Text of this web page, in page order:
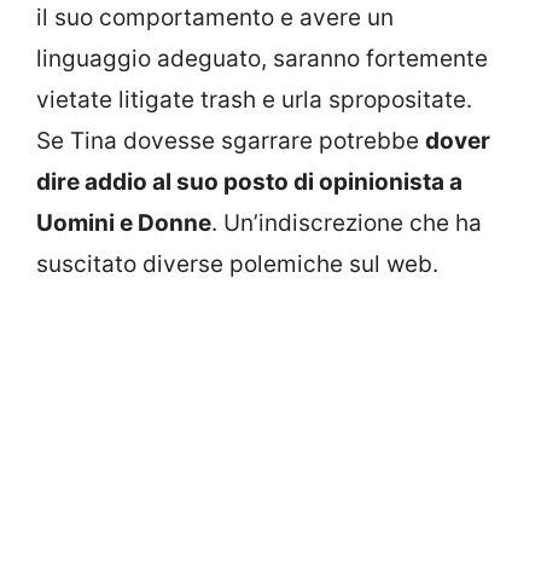
il suo comportamento e avere un
linguaggio adeguato, saranno fortemente
vietate litigate trash e urla spropositate.
Se Tina dovesse sgarrare potrebbe dover
dire addio al suo posto di opinionista a
Uomini e Donne. Un’indiscrezione che ha
suscitato diverse polemiche sul web.